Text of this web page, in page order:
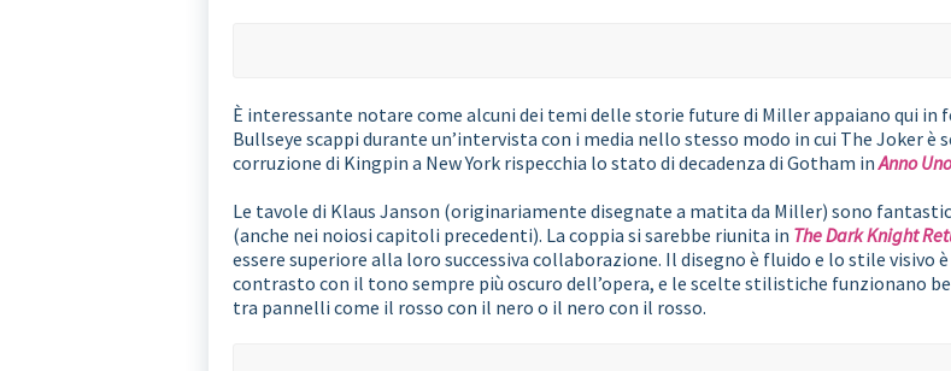
È interessante notare come alcuni dei temi delle storie future di Miller appaiano qui in
Bullseye scappi durante un’intervista con i media nello stesso modo in cui The Joker è
corruzione di Kingpin a New York rispecchia lo stato di decadenza di Gotham inAnno
Le tavole di Klaus Janson (originariamente disegnate a matita da Miller) sono
(anche nei noiosi capitoli precedenti). La coppia si sarebbe riunita in The Dark Knight
essere superiore alla loro successiva collaborazione. Il disegno è fluido e lo stile
contrasto con il tono sempre più oscuro dell’opera, e le scelte stilistiche funzionano
tra pannelli come il rosso con il nero o il nero con il rosso.